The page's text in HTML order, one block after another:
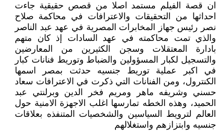
ان قصة الفيلم مستمد اصلا من قصص حقيقية جاءت
احداثها من التحقيقات والاعترافات في محاكمة صلاح
نصر رئيس جهاز المخابرات المصرية في عهد عبد الناصر
والذي تمت محاكمته في عهد السادات إذ كان متهم
بادارة المعتقلات وسجن الكثيرين من المعارضين
والتسجيل لكبار المسؤولين والضباط وتوريط فنانات كبار
في اكبر عملية توريط جنسيه حدثت بمصر اسمها
الكنترول، ومن الفنانات التي ذكرت في الاعترافات سعاد
حسني وشريفه ماهر ومريم فخر الدين وبرلنتي عبد
الحميد، وهذه الخطه تمارسها اغلب الاجهزة الامنية حول
العالم لترويط السياسين والشخصيات المتنفذه بعلاقات
جنسيه وابتزازهم واستغلالهم